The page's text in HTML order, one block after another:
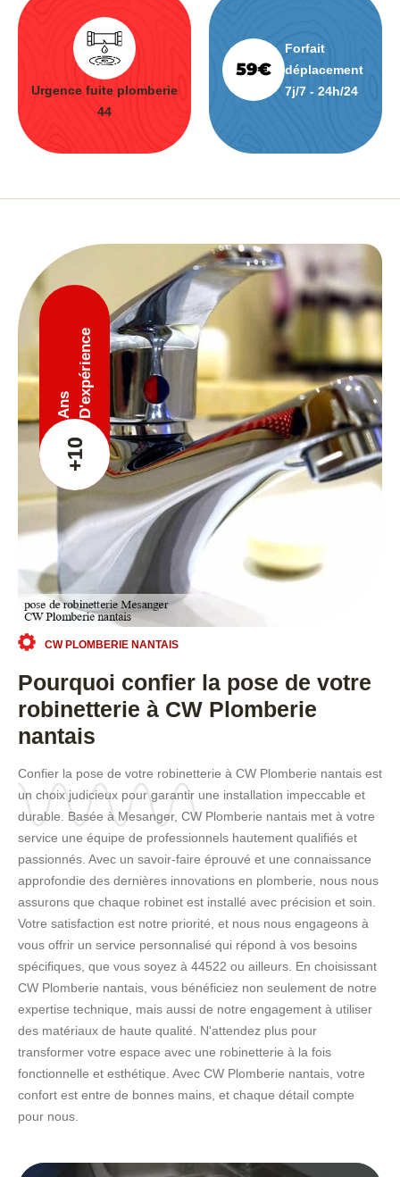
Urgence fuite plomberie
44
Forfait
déplacement
7j/7 - 24h/24
+10
Ans D'expérience
CW PLOMBERIE NANTAIS
Pourquoi confier la pose de votre
robinetterie à CW Plomberie
nantais
Confier la pose de votre robinetterie à CW Plomberie nantais est
un choix judicieux pour garantir une installation impeccable et
durable. Basée à Mesanger, CW Plomberie nantais met à votre
service une équipe de professionnels hautement qualifiés et
passionnés. Avec un savoir-faire éprouvé et une connaissance
approfondie des dernières innovations en plomberie, nous nous
assurons que chaque robinet est installé avec précision et soin.
Votre satisfaction est notre priorité, et nous nous engageons à
vous offrir un service personnalisé qui répond à vos besoins
spécifiques, que vous soyez à 44522 ou ailleurs. En choisissant
CW Plomberie nantais, vous bénéficiez non seulement de notre
expertise technique, mais aussi de notre engagement à utiliser
des matériaux de haute qualité. N'attendez plus pour
transformer votre espace avec une robinetterie à la fois
fonctionnelle et esthétique. Avec CW Plomberie nantais, votre
confort est entre de bonnes mains, et chaque détail compte
pour nous.